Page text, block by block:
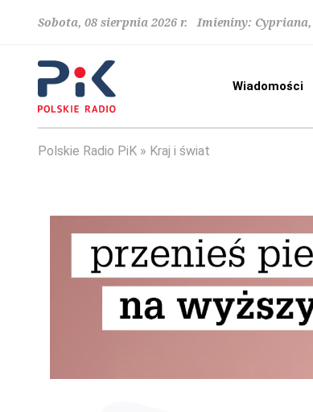
Sobota, 08 sierpnia 2026 r. Imieniny:
Wiadomości
Polskie Radio PiK Kraj i świat